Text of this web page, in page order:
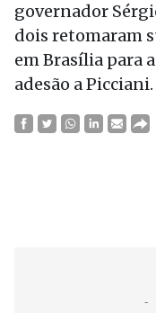
governador
dois retomaram
em Brasília para
adesão a Picciani.